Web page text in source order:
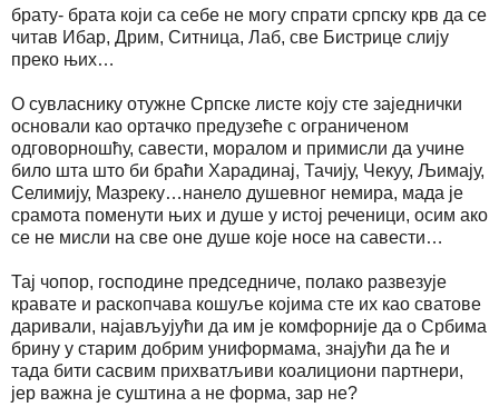
брату- брата који са себе не могу спрати српску крв да се
читав Ибар, Дрим, Ситница, Лаб, све Бистрице слију
преко њих…
О сувласнику отужне Српске листе коју сте заједнички
основали као ортачко предузеће с ограниченом
одговорношћу, савести, моралом и примисли да учине
било шта што би браћи Харадинај, Тачију, Чекуу, Љимају,
Селимију, Мазреку…нанело душевног немира, мада је
срамота поменути њих и душе у истој реченици, осим ако
се не мисли на све оне душе које носе на савести…
Тај чопор, господине председниче, полако развезује
кравате и раскопчава кошуље којима сте их као сватове
даривали, најављујући да им је комфорније да о Србима
брину у старим добрим униформама, знајући да ће и
тада бити сасвим прихватљиви коалициони партнери,
јер важна је суштина а не форма, зар не?